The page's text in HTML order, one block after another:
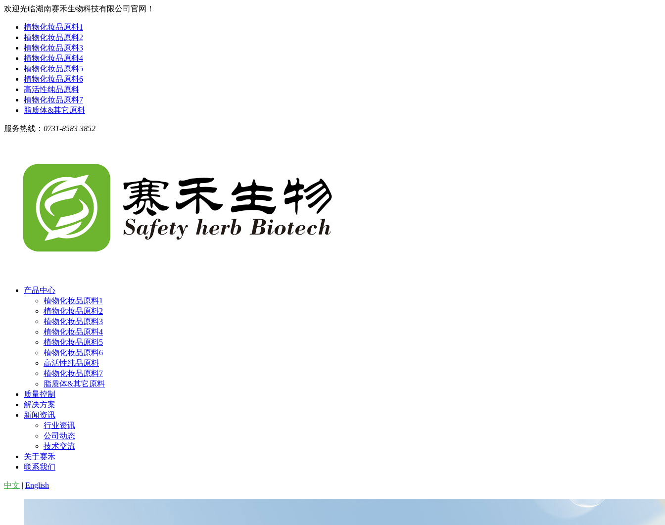
欢迎光临湖南赛禾生物科技有限公司官网！
植物化妆品原料1
植物化妆品原料2
植物化妆品原料3
植物化妆品原料4
植物化妆品原料5
植物化妆品原料6
高活性纯品原料
植物化妆品原料7
脂质体&其它原料
服务热线： 0731-8583 3852
产品中心
植物化妆品原料1
植物化妆品原料2
植物化妆品原料3
植物化妆品原料4
植物化妆品原料5
植物化妆品原料6
高活性纯品原料
植物化妆品原料7
脂质体&其它原料
质量控制
解决方案
新闻资讯
行业资讯
公司动态
技术交流
关于赛禾
联系我们
中文 | English